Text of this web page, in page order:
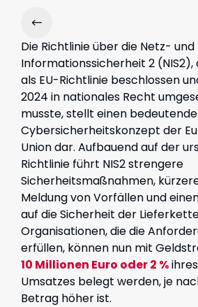
Die Richtlinie über die Netz- und
Informationssicherheit 2 (NIS2),
als EU-Richtlinie beschlossen
2024 in nationales Recht
musste, stellt einen
Cybersicherheitskonzept der
Union dar. Aufbauend auf der
Richtlinie führt NIS2 strengere
Sicherheitsmaßnahmen,
Meldung von Vorfällen und
auf die Sicherheit der
Organisationen, die die
erfüllen, können nun mit
10 Millionen Euro oder 2 %
Umsatzes belegt werden, je
Betrag höher ist.